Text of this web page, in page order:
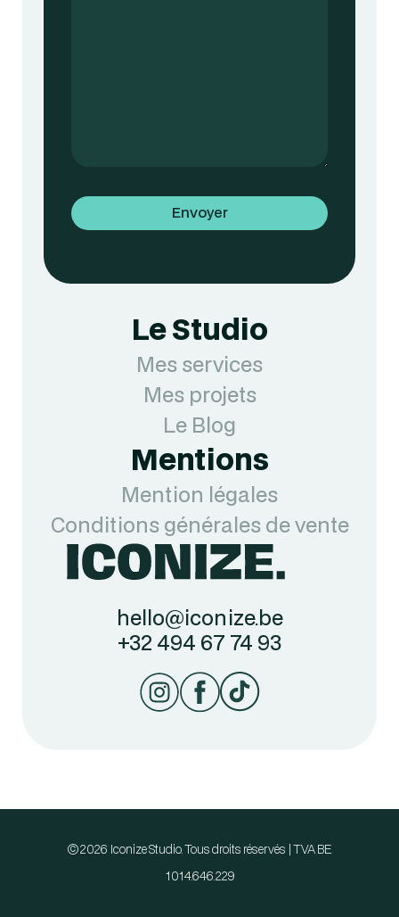
hello@iconize.be
+32 494 67 74 93
Le Studio
Mes services
Mes projets
Le Blog
Mentions
Mention légales
Conditions générales de vente
© 2026 Iconize Studio. Tous droits réservés | TVA BE
1014.646.229